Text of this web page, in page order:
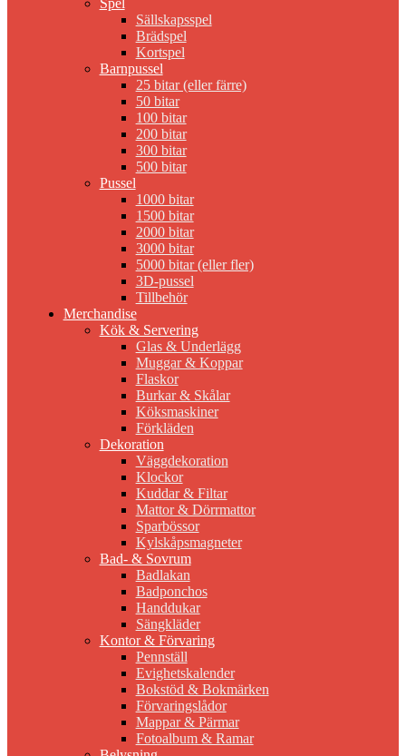
Spel
Sällskapsspel
Brädspel
Kortspel
Barnpussel
25 bitar (eller färre)
50 bitar
100 bitar
200 bitar
300 bitar
500 bitar
Pussel
1000 bitar
1500 bitar
2000 bitar
3000 bitar
5000 bitar (eller fler)
3D-pussel
Tillbehör
Merchandise
Kök & Servering
Glas & Underlägg
Muggar & Koppar
Flaskor
Burkar & Skålar
Köksmaskiner
Förkläden
Dekoration
Väggdekoration
Klockor
Kuddar & Filtar
Mattor & Dörrmattor
Sparbössor
Kylskåpsmagneter
Bad- & Sovrum
Badlakan
Badponchos
Handdukar
Sängkläder
Kontor & Förvaring
Pennställ
Evighetskalender
Bokstöd & Bokmärken
Förvaringslådor
Mappar & Pärmar
Fotoalbum & Ramar